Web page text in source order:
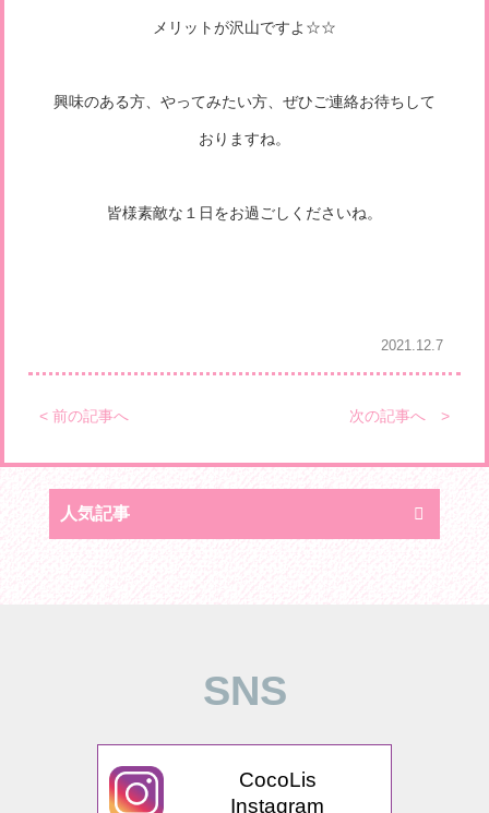
メリットが沢山ですよ☆☆
興味のある方、やってみたい方、ぜひご連絡お待ちして
おりますね。
皆様素敵な１日をお過ごしくださいね。
2021.12.7
< 前の記事へ 次の記事へ >
人気記事
SNS
CocoLis
Instagram